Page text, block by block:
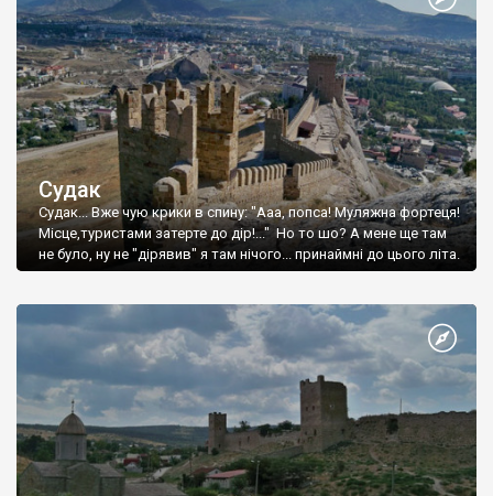
Судак
Судак... Вже чую крики в спину: "Ааа, попса! Муляжна фортеця!
Місце,туристами затерте до дір!..." Но то шо? А мене ще там
не було, ну не "дірявив" я там нічого... принаймні до цього літа.